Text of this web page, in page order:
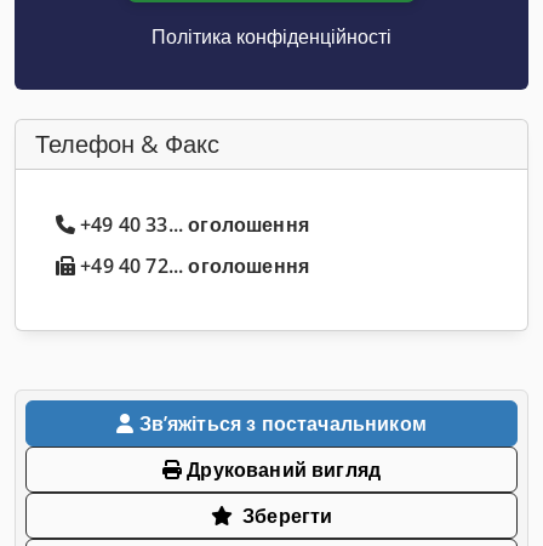
Політика конфіденційності
Телефон & Факс
+49 40 33... оголошення
+49 40 72... оголошення
Звʼяжіться з постачальником
Друкований вигляд
Зберегти